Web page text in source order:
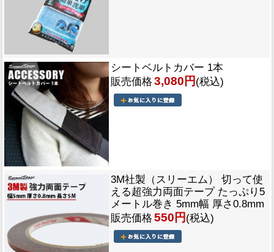
シートベルトカバー 1本
販売価格 3,080円 (税込)
3M社製（スリーエム） 切って使
える超強力両面テープ たっぷり5
メートル巻き 5mm幅 厚さ0.8mm
販売価格 550円 (税込)